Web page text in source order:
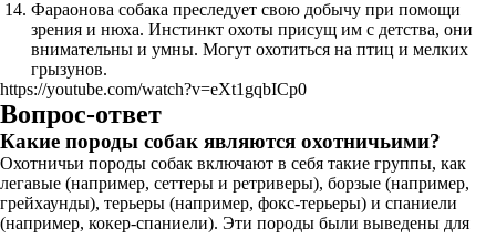
Фараонова собака преследует свою добычу при помощи
зрения и нюха. Инстинкт охоты присущ им с детства, они
внимательны и умны. Могут охотиться на птиц и мелких
грызунов.
https://youtube.com/watch?v=eXt1gqbICp0
Вопрос-ответ
Какие породы собак являются охотничьими?
Охотничьи породы собак включают в себя такие группы, как
легавые (например, сеттеры и ретриверы), борзые (например,
грейхаунды), терьеры (например, фокс-терьеры) и спаниели
(например, кокер-спаниели). Эти породы были выведены для